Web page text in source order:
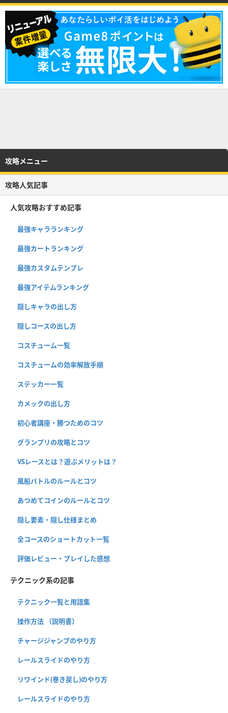
攻略メニュー
攻略人気記事
人気攻略おすすめ記事
最強キャラランキング
最強カートランキング
最強カスタムテンプレ
最強アイテムランキング
隠しキャラの出し方
隠しコースの出し方
コスチューム一覧
コスチュームの効率解放手順
ステッカー一覧
カメックの出し方
初心者講座・勝つためのコツ
グランプリの攻略とコツ
VSレースとは？遊ぶメリットは？
風船バトルのルールとコツ
あつめてコインのルールとコツ
隠し要素・隠し仕様まとめ
全コースのショートカット一覧
評価レビュー・プレイした感想
テクニック系の記事
テクニック一覧と用語集
操作方法 （説明書）
チャージジャンプのやり方
レールスライドのやり方
リワインド(巻き戻し)のやり方
レールスライドのやり方